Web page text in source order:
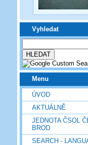
Vyhledat
Menu
ÚVOD
AKTUÁLNĚ
JEDNOTA ČSOL
BROD
SEARCH -